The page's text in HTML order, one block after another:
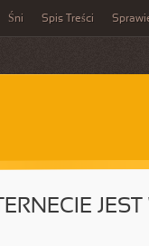
Śni Spis Treści